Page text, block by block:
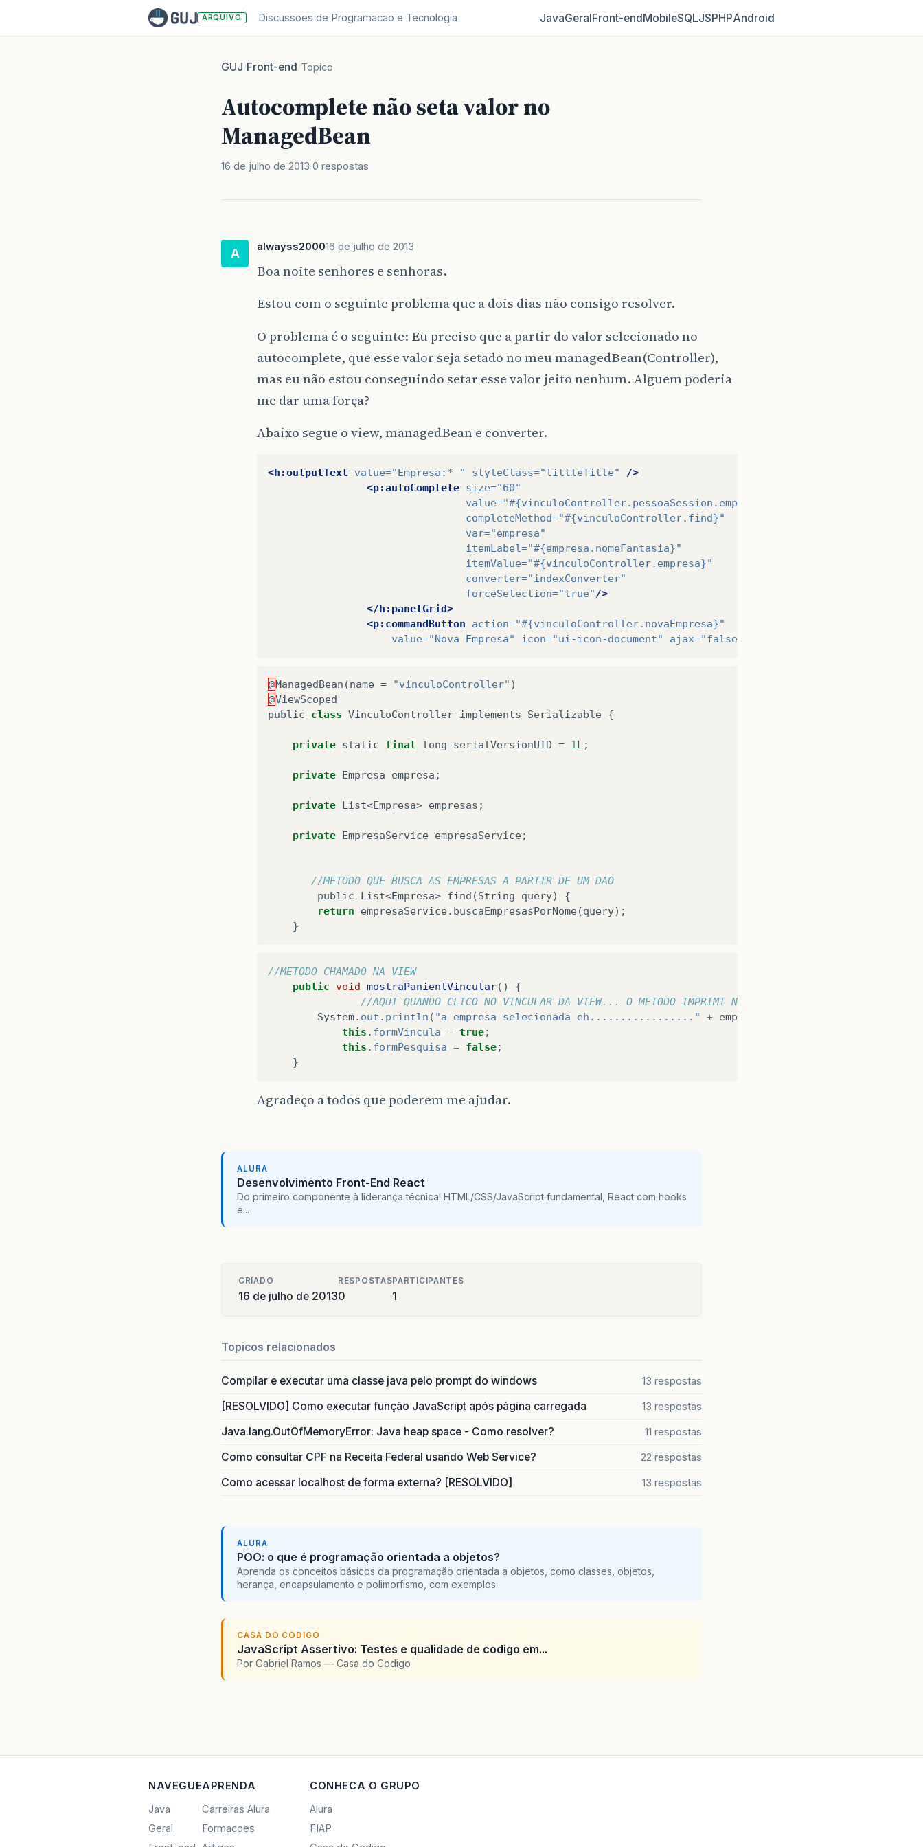
ARQUIVO Discussoes de Programacao e Tecnologia JavaGeralFront‑endMobileSQLJSPHPAndroid
GUJ/Front-end/Topico
Autocomplete não seta valor no
ManagedBean
16 de julho de 2013 0 respostas
A alwayss200016 de julho de 2013
Boa noite senhores e senhoras.
Estou com o seguinte problema que a dois dias não consigo resolver.
O problema é o seguinte: Eu preciso que a partir do valor selecionado no
autocomplete, que esse valor seja setado no meu managedBean(Controller),
mas eu não estou conseguindo setar esse valor jeito nenhum. Alguem poderia
me dar uma força?
Abaixo segue o view, managedBean e converter.
<h:outputText value="Empresa:* " styleClass="littleTitle"
/>
<p:autoComplete size="60"
value="#{vinculoController.pessoaSession.empresaCorrenteSessao}"
completeMethod="#{vinculoController.find}"
var="empresa"
itemLabel="#{empresa.nomeFantasia}"
itemValue="#{vinculoController.empresa}"
converter="indexConverter"
forceSelection="true" />
</h:panelGrid>
<p:commandButton
action="#{vinculoController.novaEmpresa}"
value="Nova Empresa" icon="ui-icon-document" ajax="false"
@ManagedBean (name = "vinculoController" )
@ViewScoped
public
class VinculoController implements Serializable {
private static final long serialVersionUID = 1 L ;
private Empresa empresa ;
private List<Empresa> empresas ;
private EmpresaService empresaService;
//METODO QUE BUSCA AS EMPRESAS A PARTIR DE UM DAO
public
List<Empresa> find (String query)
{
return
empresaService. buscaEmpresasPorNome(query);
}
//METODO CHAMADO NA VIEW
public void mostraPanienlVincular()
{
//AQUI QUANDO CLICO NO VINCULAR DA VIEW... O METODO IMPRIMI NULL...
System. out . println ( "a empresa selecionada eh................." + empresa
this . formVincula = true;
this . formPesquisa = false;
}
Agradeço a todos que poderem me ajudar.
ALURA
Desenvolvimento Front-End React
Do primeiro componente à liderança técnica! HTML/CSS/JavaScript fundamental, React com hooks
e...
CRIADO
16 de julho de 2013
RESPOSTAS
0
PARTICIPANTES
1
Topicos relacionados
Compilar e executar uma classe java pelo prompt do windows 13 respostas
[RESOLVIDO] Como executar função JavaScript após página carregada 13 respostas
Java.lang.OutOfMemoryError: Java heap space - Como resolver? 11 respostas
Como consultar CPF na Receita Federal usando Web Service? 22 respostas
Como acessar localhost de forma externa? [RESOLVIDO] 13 respostas
ALURA
POO: o que é programação orientada a objetos?
Aprenda os conceitos básicos da programação orientada a objetos, como classes, objetos,
herança, encapsulamento e polimorfismo, com exemplos.
CASA DO CODIGO
JavaScript Assertivo: Testes e qualidade de codigo em...
Por Gabriel Ramos — Casa do Codigo
NAVEGUE
Java
Geral
APRENDA
Carreiras Alura
Formacoes
CONHECA O GRUPO
Alura
FIAP